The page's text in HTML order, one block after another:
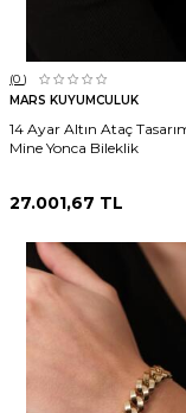
(0 )
MARS KUYUMCULUK
14 Ayar Altın Ataç
Mine Yonca Bileklik
27.001,67 TL